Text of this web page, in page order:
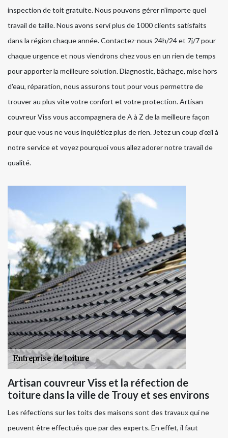
inspection de toit gratuite. Nous pouvons gérer n'importe quel
travail de taille. Nous avons servi plus de 1000 clients satisfaits
dans la région chaque année. Contactez-nous 24h/24 et 7j/7 pour
chaque urgence et nous viendrons chez vous en un rien de temps
pour apporter la meilleure solution. Diagnostic, bâchage, mise hors
d'eau, réparation, nous assurons tout pour vous permettre de
trouver au plus vite votre confort et votre protection. Artisan
couvreur Viss vous accompagnera de A à Z de la meilleure façon
pour que vous ne vous inquiétiez plus de rien. Jetez un coup d'œil à
notre service et voyez pourquoi vous allez adorer notre travail de
qualité.
Artisan couvreur Viss et la réfection de
toiture dans la ville de Trouy et ses environs
Les réfections sur les toits des maisons sont des travaux qui ne
peuvent être effectués que par des experts. En effet, il faut